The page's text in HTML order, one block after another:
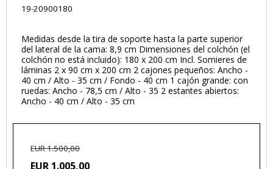
19-20900180
Medidas desde la tira de soporte hasta la parte superior
del lateral de la cama: 8,9 cm Dimensiones del colchón (el
colchón no está incluido): 180 x 200 cm Incl. Somieres de
láminas 2 x 90 cm x 200 cm 2 cajones pequeños: Ancho -
40 cm / Alto - 35 cm / Fondo - 40 cm 1 cajón grande: con
ruedas: Ancho - 78,5 cm / Alto - 35 2 estantes abiertos:
Ancho - 40 cm / Alto - 35 cm
EUR 1.500,00
EUR 1.005,00